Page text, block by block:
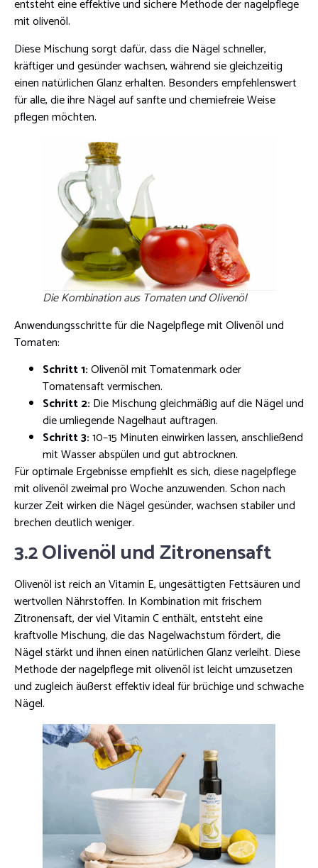
entsteht eine effektive und sichere Methode der nagelpflege
mit olivenöl.
Diese Mischung sorgt dafür, dass die Nägel schneller,
kräftiger und gesünder wachsen, während sie gleichzeitig
einen natürlichen Glanz erhalten. Besonders empfehlenswert
für alle, die ihre Nägel auf sanfte und chemiefreie Weise
pflegen möchten.
Die Kombination aus Tomaten und Olivenöl
Anwendungsschritte für die Nagelpflege mit Olivenöl und
Tomaten:
Schritt 1:Olivenöl mit Tomatenmark oder
Tomatensaft vermischen.
Schritt 2: Die Mischung gleichmäßig auf die Nägel und
die umliegende Nagelhaut auftragen.
Schritt 3:10–15 Minuten einwirken lassen, anschließend
mit Wasser abspülen und gut abtrocknen.
Für optimale Ergebnisse empfiehlt es sich, diese nagelpflege
mit olivenöl zweimal pro Woche anzuwenden. Schon nach
kurzer Zeit wirken die Nägel gesünder, wachsen stabiler und
brechen deutlich weniger.
3.2 Olivenöl und Zitronensaft
Olivenöl ist reich an Vitamin E, ungesättigten Fettsäuren und
wertvollen Nährstoffen. In Kombination mit frischem
Zitronensaft, der viel Vitamin C enthält, entsteht eine
kraftvolle Mischung, die das Nagelwachstum fördert, die
Nägel stärkt und ihnen einen natürlichen Glanz verleiht. Diese
Methode der nagelpflege mit olivenöl ist leicht umzusetzen
und zugleich äußerst effektiv ideal für brüchige und schwache
Nägel.